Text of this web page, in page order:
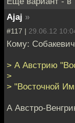
Ajaj »
#117 | 29.06.12
Кому:
> А Австрию
>
> "Восточной
А Австро-